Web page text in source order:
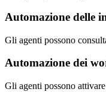
Automazione delle
Gli agenti possono
Automazione dei
Gli agenti possono